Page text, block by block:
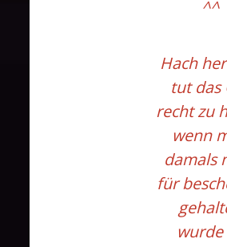
^^
Hach
tut das
recht zu
wenn
damals
für